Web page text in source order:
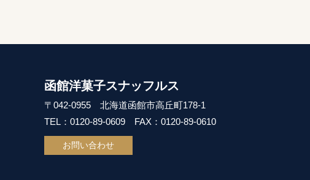
函館洋菓子スナッフルス
〒042-0955 北海道函館市高丘町178-1
TEL：0120-89-0609
FAX：0120-89-0610
お問い合わせ